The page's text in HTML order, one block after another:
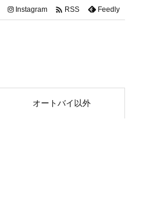
オートバイ以外
Instagram  RSS Feedly